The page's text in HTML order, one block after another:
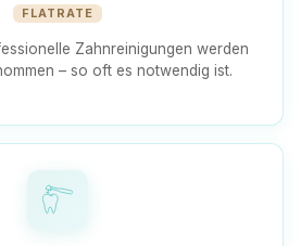
FLATRATE
Zahnreinigungen werden
– so oft es notwendig ist.